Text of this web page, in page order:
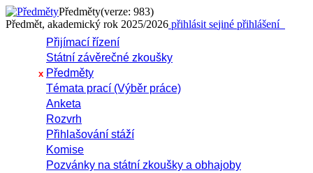
Předměty(verze: 983)
Předmět, akademický rok 2025/2026 přihlásit sejiné přihlášení
Přijímací řízení
Státní závěrečné zkoušky
x Předměty
Témata prací (Výběr práce)
Anketa
Rozvrh
Přihlašování stáží
Komise
Pozvánky na státní zkoušky a obhajoby